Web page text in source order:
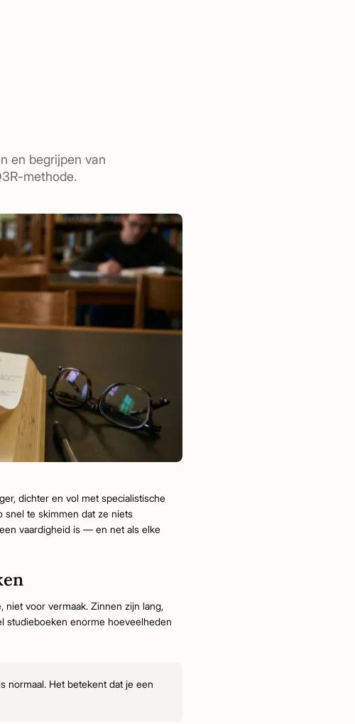
en begrijpen van
methode.
dichter en vol met specialistische
snel te skimmen dat ze niets
vaardigheid is — en net als elke
voor vermaak. Zinnen zijn lang,
studieboeken enorme hoeveelheden
normaal. Het betekent dat je een